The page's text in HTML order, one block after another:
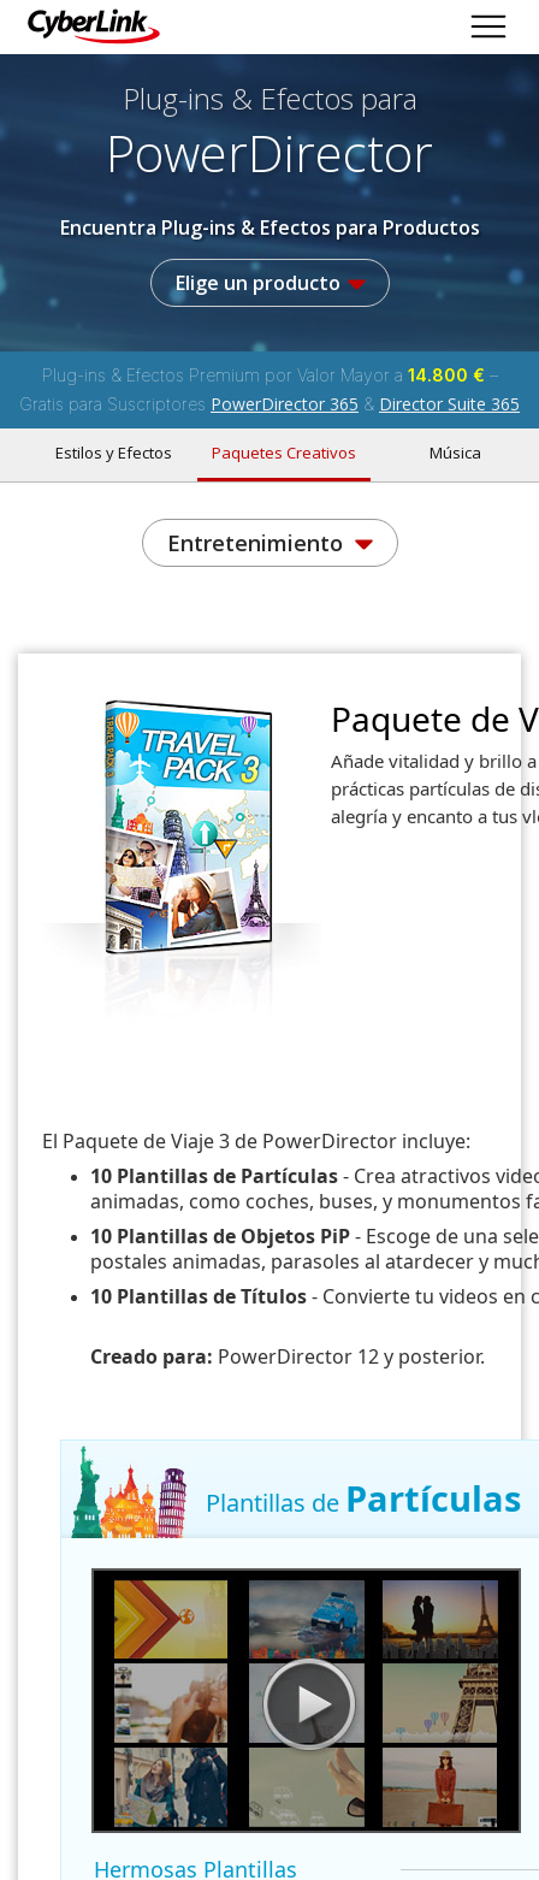
Plug-ins & Efectos para
PowerDirector
Encuentra Plug-ins & Efectos para Productos
Elige un producto
Plug-ins & Efectos Premium por Valor Mayor a 14.800 € –
Gratis para Suscriptores PowerDirector 365 & Director Suite 365
Estilos y Efectos Paquetes Creativos Música
Entretenimiento
Paquete de
Añade vitalidad y brillo
prácticas partículas de
alegría y encanto a tus
El Paquete de Viaje 3 de PowerDirector incluye:
10 Plantillas de Partículas- Crea atractivos
animadas, como coches, buses, y monumentos
10 Plantillas de Objetos PiP- Escoge de una
postales animadas, parasoles al atardecer y
10 Plantillas de Títulos- Convierte tu videos en
Creado para: PowerDirector 12 y posterior.
Plantillas de Partículas
Hermosas Plantillas